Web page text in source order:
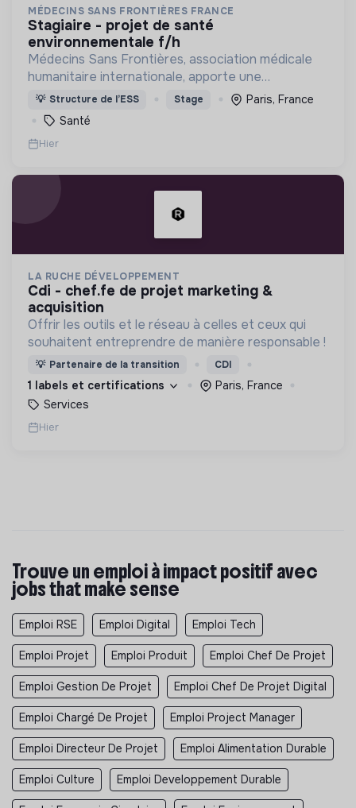
MÉDECINS SANS FRONTIÈRES FRANCE
stagiaire - projet de santé
environnementale f/h
Médecins Sans Frontières, association médicale
humanitaire internationale, apporte une
assistance médicale à des populations dont la vie
est menacée.
💡 Structure de l’ESS Stage
Paris, France
Santé
Hier
LA RUCHE DÉVELOPPEMENT
cdi - chef.fe de projet marketing &
acquisition
Offrir les outils et le réseau à celles et ceux qui
souhaitent entreprendre de manière responsable !
💡 Partenaire de la transition CDI
1 labels et certifications
Paris, France
Services
Hier
Trouve un emploi à impact positif avec
jobs that make sense
Emploi RSE Emploi Digital Emploi Tech
Emploi Projet Emploi Produit Emploi Chef De Projet
Emploi Gestion De Projet Emploi Chef De Projet Digital
Emploi Chargé De Projet Emploi Project Manager
Emploi Directeur De Projet Emploi Alimentation Durable
Emploi Culture Emploi Developpement Durable